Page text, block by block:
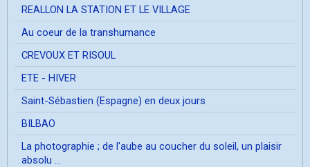
REALLON LA STATION ET LE VILLAGE
Au coeur de la transhumance
CREVOUX ET RISOUL
ETE - HIVER
Saint-Sébastien (Espagne) en deux jours
BILBAO
La photographie ; de l'aube au coucher du soleil, un plaisir
absolu ...